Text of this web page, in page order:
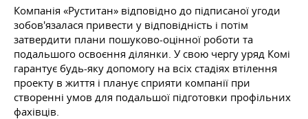
Компанія «Руститан» відповідно до підписаної угоди
зобов'язалася привести у відповідність і потім
затвердити плани пошуково-оцінної роботи та
подальшого освоєння ділянки. У свою чергу уряд Комі
гарантує будь-яку допомогу на всіх стадіях втілення
проекту в життя і планує сприяти компанії при
створенні умов для подальшої підготовки профільних
фахівців.